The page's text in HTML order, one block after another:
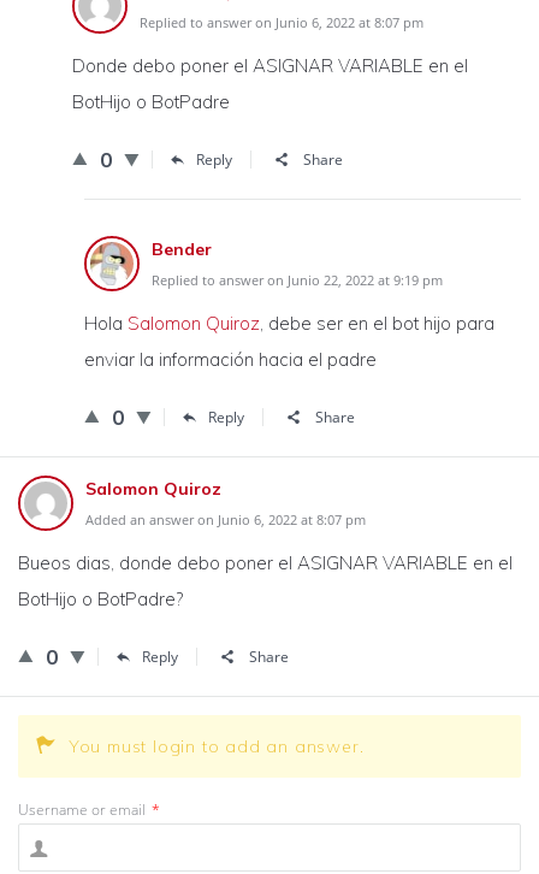
Replied to answer on Junio 6, 2022 at 8:07 pm
Donde debo poner el ASIGNAR VARIABLE en el
BotHijo o BotPadre
0 Reply Share
Bender
Replied to answer on Junio 22, 2022 at 9:19 pm
Hola Salomon Quiroz, debe ser en el bot hijo para
enviar la información hacia el padre
0 Reply Share
Salomon Quiroz
Added an answer on Junio 6, 2022 at 8:07 pm
Bueos dias, donde debo poner el ASIGNAR VARIABLE en el
BotHijo o BotPadre?
0 Reply Share
You must login to add an answer.
Username or email *